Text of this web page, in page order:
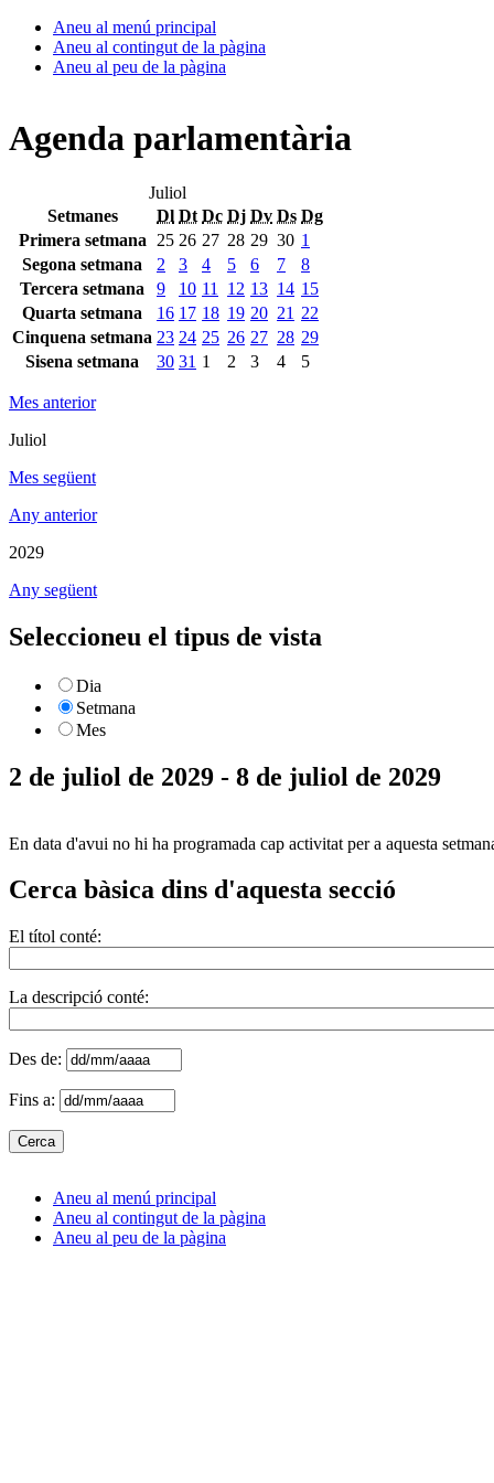
Aneu al menú principal
Aneu al contingut de la pàgina
Aneu al peu de la pàgina
Agenda parlamentària
Juliol
Setmanes
Dl Dt Dc Dj Dv Ds Dg
Primera setmana
25 26 27 28 29 30 1
Segona setmana
2 3 4 5 6 7
8
Tercera setmana
9 10 11 12 13 14 15
Quarta setmana
16 17 18 19 20 21 22
Cinquena setmana 23 24 25 26 27 28 29
Sisena setmana
30 31 1 2 3 4 5
Mes anterior
Juliol
Mes següent
Any anterior
2029
Any següent
Seleccioneu el tipus de vista
Dia
Setmana
Mes
2 de juliol de 2029 - 8 de juliol de 2029
En data d'avui no hi ha programada cap activitat per a aquesta
Cerca bàsica dins d'aquesta secció
El títol conté:
La descripció conté:
Des de:
Fins a:
Aneu al menú principal
Aneu al contingut de la pàgina
Aneu al peu de la pàgina